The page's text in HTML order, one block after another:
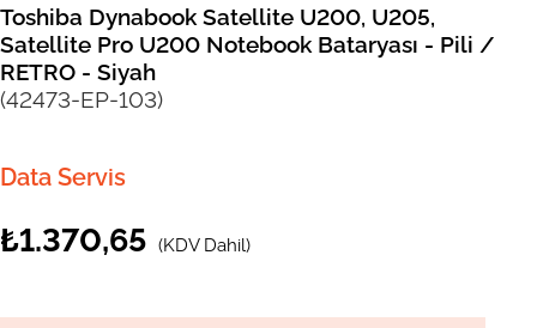
Toshiba Dynabook Satellite U200, U205,
Satellite Pro U200 Notebook Bataryası - Pili /
RETRO - Siyah
(42473-EP-103)
Data Servis
₺1.370,65 (KDV Dahil)